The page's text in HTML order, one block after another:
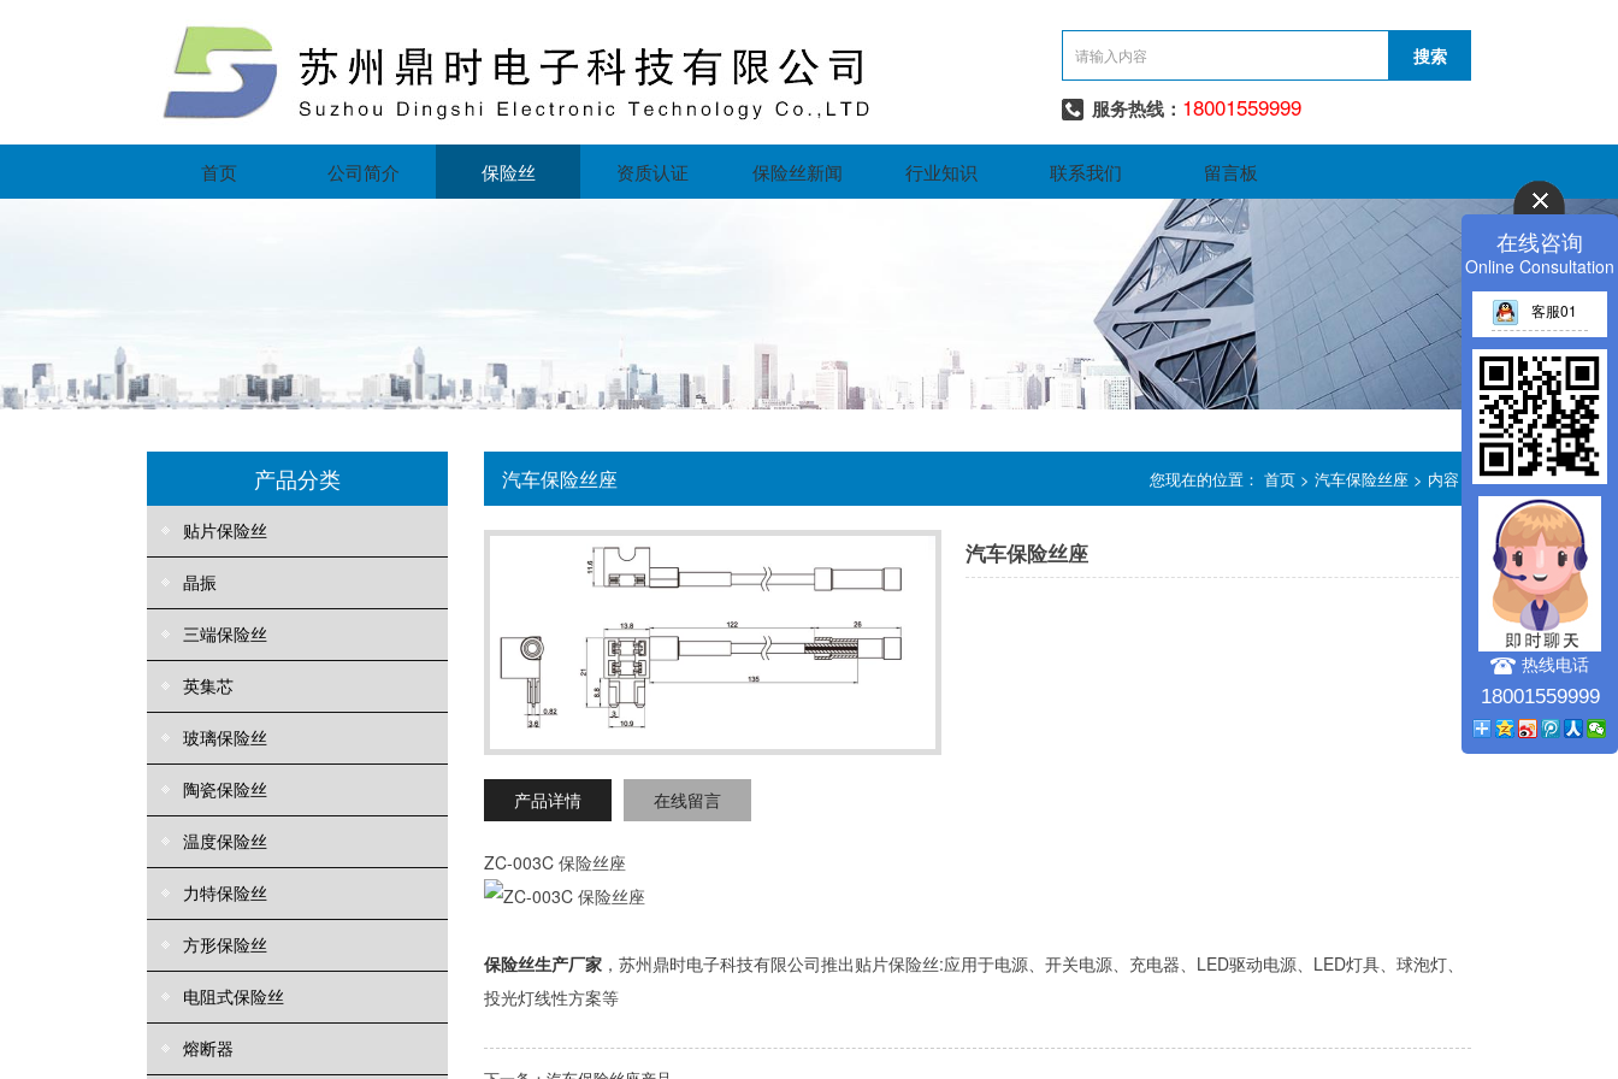
服务热线： 18001559999
首页 公司简介 保险丝 资质认证 保险丝新闻 行业知识 联系我们 留言板
产品分类
贴片保险丝
晶振
三端保险丝
英集芯
玻璃保险丝
陶瓷保险丝
温度保险丝
力特保险丝
方形保险丝
电阻式保险丝
熔断器
汽车保险丝座 您现在的位置： 首页 > 汽车保险丝座 > 内容
汽车保险丝座
产品详情 在线留言
ZC-003C 保险丝座
保险丝生产厂家 ，苏州鼎时电子科技有限公司推出贴片保险丝:应用于电源、开关电源、充电器、LED驱动电源、LED灯具、球泡灯、
投光灯线性方案等
在线咨询
Online Consultation
客服01
热线电话
18001559999